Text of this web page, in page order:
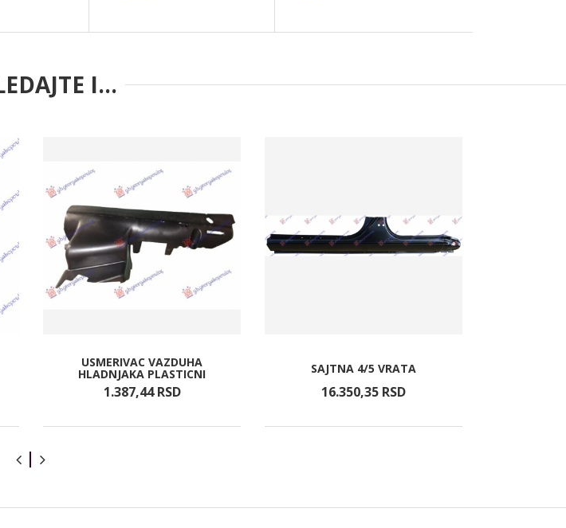
I...
USMERIVAC VAZDUHA
HLADNJAKA PLASTICNI
1.387,44 RSD
SAJTNA 4/5 VRATA
16.350,35 RSD